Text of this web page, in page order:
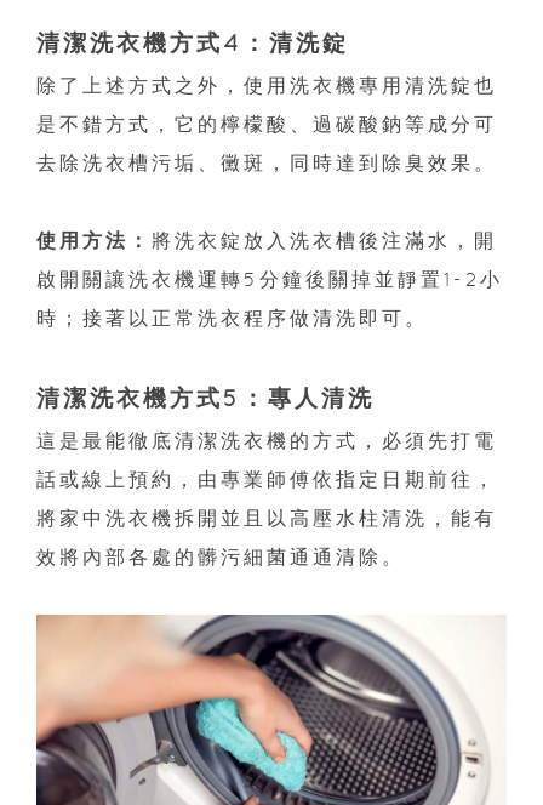
清潔洗衣機方式4：清洗錠
除了上述方式之外，使用洗衣機專用清洗錠也
是不錯方式，它的檸檬酸、過碳酸鈉等成分可
去除洗衣槽污垢、黴斑，同時達到除臭效果。
使用方法： 將洗衣錠放入洗衣槽後注滿水，開
啟開關讓洗衣機運轉5分鐘後關掉並靜置1-2小
時；接著以正常洗衣程序做清洗即可。
清潔洗衣機方式5：專人清洗
這是最能徹底清潔洗衣機的方式，必須先打電
話或線上預約，由專業師傅依指定日期前往，
將家中洗衣機拆開並且以高壓水柱清洗，能有
效將內部各處的髒污細菌通通清除。